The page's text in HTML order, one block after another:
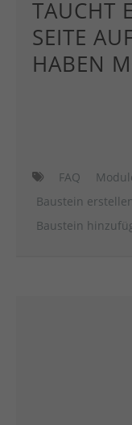
TAUCHT
SEITE
HABEN
FAQ
Baustein erstellen
Baustein